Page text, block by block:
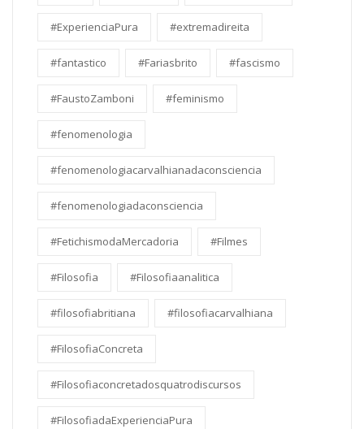
#ExperienciaPura #extremadireita
#fantastico #Fariasbrito #fascismo
#FaustoZamboni #feminismo
#fenomenologia
#fenomenologiacarvalhianadaconsciencia
#fenomenologiadaconsciencia
#FetichismodaMercadoria #Filmes
#Filosofia #Filosofiaanalitica
#filosofiabritiana #filosofiacarvalhiana
#FilosofiaConcreta
#Filosofiaconcretadosquatrodiscursos
#FilosofiadaExperienciaPura